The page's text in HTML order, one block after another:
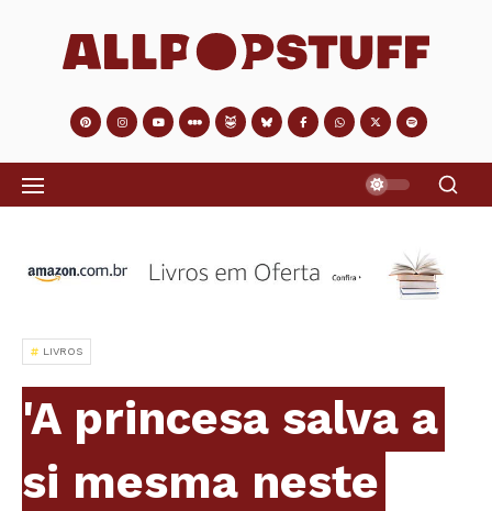
LIVROS
'A princesa salva a
si mesma neste